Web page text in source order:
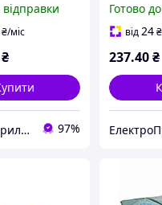
₴/міс
₴
ЕлектроПриладТехСервіс 97%
Готово
від24₴
237.40₴